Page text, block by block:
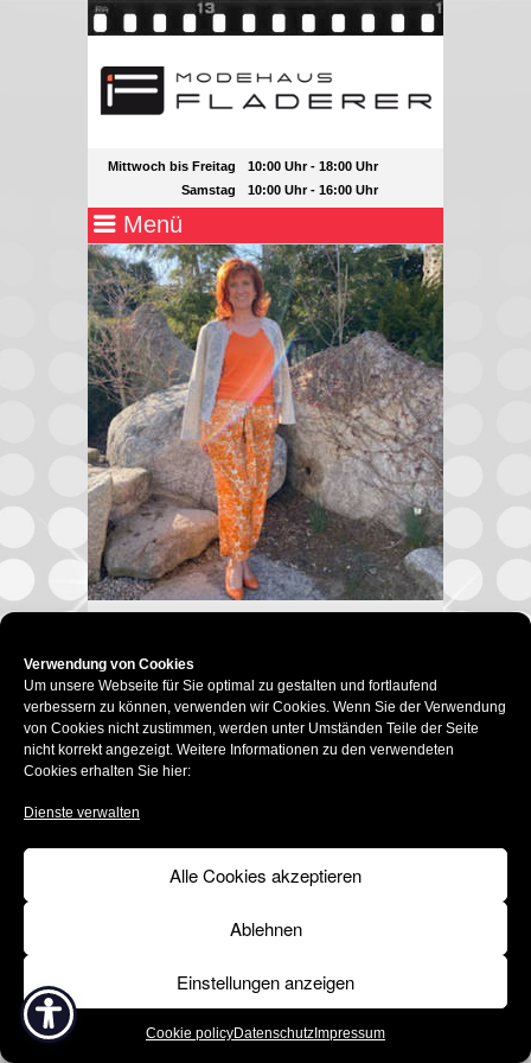
Verwendung von Cookies
Um unsere Webseite für Sie optimal zu gestalten und fortlaufend
verbessern zu können, verwenden wir Cookies. Wenn Sie der Verwendung
von Cookies nicht zustimmen, werden unter Umständen Teile der Seite
nicht korrekt angezeigt. Weitere Informationen zu den verwendeten
Cookies erhalten Sie hier:
Dienste verwalten
Alle Cookies akzeptieren
Ablehnen
Einstellungen anzeigen
Cookie policyDatenschutz Impressum
Mittwoch bis Freitag
10:00 Uhr - 18:00 Uhr
Samstag
10:00 Uhr - 16:00 Uhr
Impressum
Datenschutz
Social-Media-Datenschutz
Cookie policy (EU)
Barrierefrei
© 2015 –2026 | Modehaus Ingeborg Fladerer